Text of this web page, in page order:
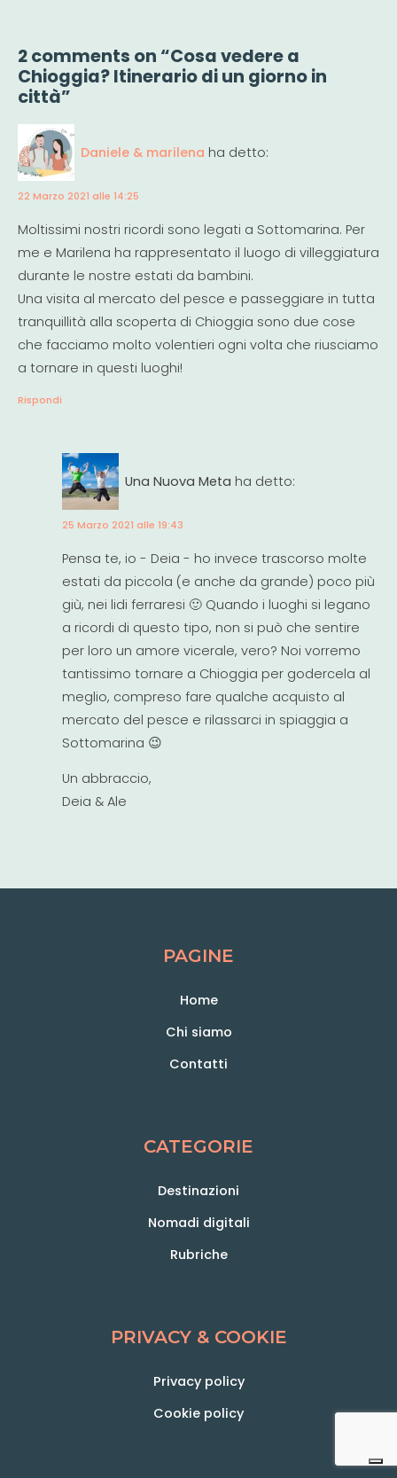
2 comments on “Cosa vedere a
Chioggia? Itinerario di un giorno in
città”
Daniele & marilena ha detto:
22 Marzo 2021 alle 14:25
Moltissimi nostri ricordi sono legati a Sottomarina. Per
me e Marilena ha rappresentato il luogo di villeggiatura
durante le nostre estati da bambini.
Una visita al mercato del pesce e passeggiare in tutta
tranquillità alla scoperta di Chioggia sono due cose
che facciamo molto volentieri ogni volta che riusciamo
a tornare in questi luoghi!
Rispondi
Una Nuova Meta ha detto:
25 Marzo 2021 alle 19:43
Pensa te, io - Deia - ho invece trascorso molte
estati da piccola (e anche da grande) poco più
giù, nei lidi ferraresi 🙂 Quando i luoghi si legano
a ricordi di questo tipo, non si può che sentire
per loro un amore vicerale, vero? Noi vorremo
tantissimo tornare a Chioggia per godercela al
meglio, compreso fare qualche acquisto al
mercato del pesce e rilassarci in spiaggia a
Sottomarina 😉
Un abbraccio,
Deia & Ale
PAGINE
Home
Chi siamo
Contatti
CATEGORIE
Destinazioni
Nomadi digitali
Rubriche
PRIVACY & COOKIE
Privacy policy
Cookie policy